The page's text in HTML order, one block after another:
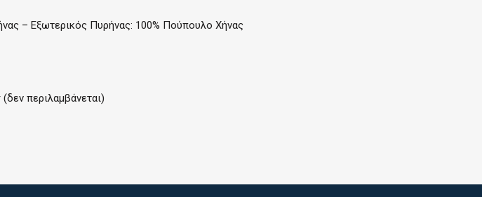
– Εξωτερικός Πυρήνας: 100% Πούπουλο Χήνας
περιλαμβάνεται)